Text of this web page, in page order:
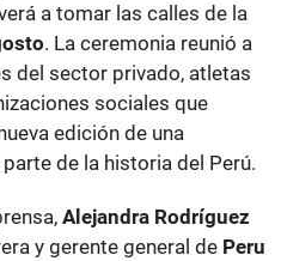
a tomar las calles de la
. La ceremonia reunió a
del sector privado, atletas
sociales que
edición de una
de la historia del Perú.
Alejandra Rodríguez
y gerente general de Peru